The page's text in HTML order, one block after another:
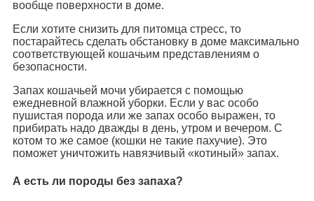
вообще поверхности в доме.
Если хотите снизить для питомца стресс, то
постарайтесь сделать обстановку в доме максимально
соответствующей кошачьим представлениям о
безопасности.
Запах кошачьей мочи убирается с помощью
ежедневной влажной уборки. Если у вас особо
пушистая порода или же запах особо выражен, то
прибирать надо дважды в день, утром и вечером. С
котом то же самое (кошки не такие пахучие). Это
поможет уничтожить навязчивый «котиный» запах.
А есть ли породы без запаха?